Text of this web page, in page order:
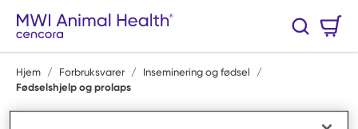
Hopp til hovedinnhold
Søk
Hjem / Forbruksvarer / Inseminering og fødsel
/
Fødselshjelp og prolaps